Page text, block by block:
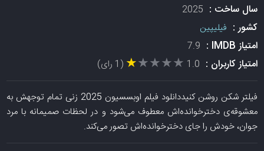
سال ساخت : 2025
کشور : فیلیپین
امتیاز IMDB : 7.9
امتیاز کاربران : 1.0
★★★★★
★★★★★ (1 رای)
فیلتر شکن روشن کنیددانلود فیلم اوبسسیون 2025 زنی تمام توجهش به
معشوقه‌ی دخترخوانده‌اش معطوف می‌شود و در لحظات صمیمانه با مرد
جوان، خودش را جای دخترخوانده‌اش تصور می‌کند.